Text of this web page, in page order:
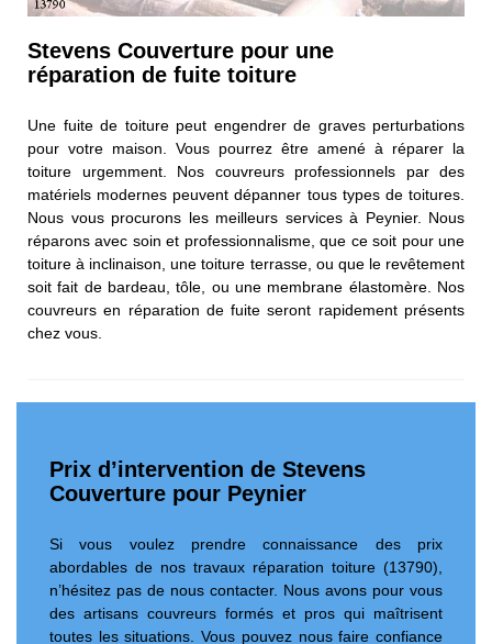
Stevens Couverture pour une
réparation de fuite toiture
Une fuite de toiture peut engendrer de graves perturbations
pour votre maison. Vous pourrez être amené à réparer la
toiture urgemment. Nos couvreurs professionnels par des
matériels modernes peuvent dépanner tous types de toitures.
Nous vous procurons les meilleurs services à Peynier. Nous
réparons avec soin et professionnalisme, que ce soit pour une
toiture à inclinaison, une toiture terrasse, ou que le revêtement
soit fait de bardeau, tôle, ou une membrane élastomère. Nos
couvreurs en réparation de fuite seront rapidement présents
chez vous.
Prix d’intervention de Stevens
Couverture pour Peynier
Si vous voulez prendre connaissance des prix
abordables de nos travaux réparation toiture (13790),
n’hésitez pas de nous contacter. Nous avons pour vous
des artisans couvreurs formés et pros qui maîtrisent
toutes les situations. Vous pouvez nous faire confiance